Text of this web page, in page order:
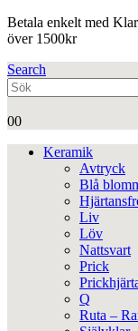
Betala enkelt med
över 1500kr
Search
00
Keramik
Avtryck
Blå
Liv
Löv
Nattsvart
Prick
Q
Ruta –